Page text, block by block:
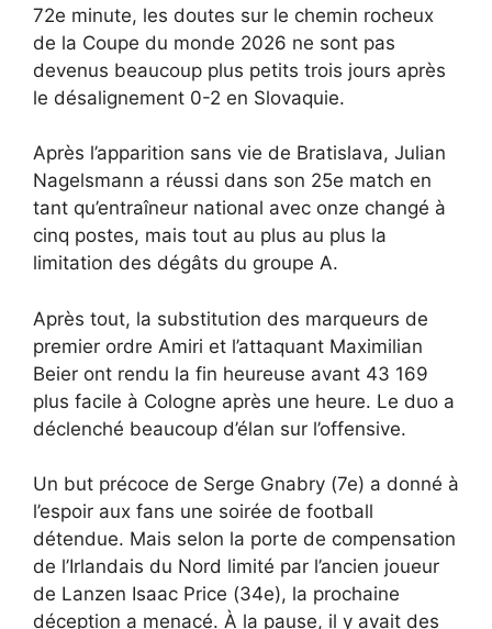
72e minute, les doutes sur le chemin rocheux
de la Coupe du monde 2026 ne sont pas
devenus beaucoup plus petits trois jours après
le désalignement 0-2 en Slovaquie.
Après l’apparition sans vie de Bratislava, Julian
Nagelsmann a réussi dans son 25e match en
tant qu’entraîneur national avec onze changé à
cinq postes, mais tout au plus au plus la
limitation des dégâts du groupe A.
Après tout, la substitution des marqueurs de
premier ordre Amiri et l’attaquant Maximilian
Beier ont rendu la fin heureuse avant 43 169
plus facile à Cologne après une heure. Le duo a
déclenché beaucoup d’élan sur l’offensive.
Un but précoce de Serge Gnabry (7e) a donné à
l’espoir aux fans une soirée de football
détendue. Mais selon la porte de compensation
de l’Irlandais du Nord limité par l’ancien joueur
de Lanzen Isaac Price (34e), la prochaine
déception a menacé. À la pause, il y avait des